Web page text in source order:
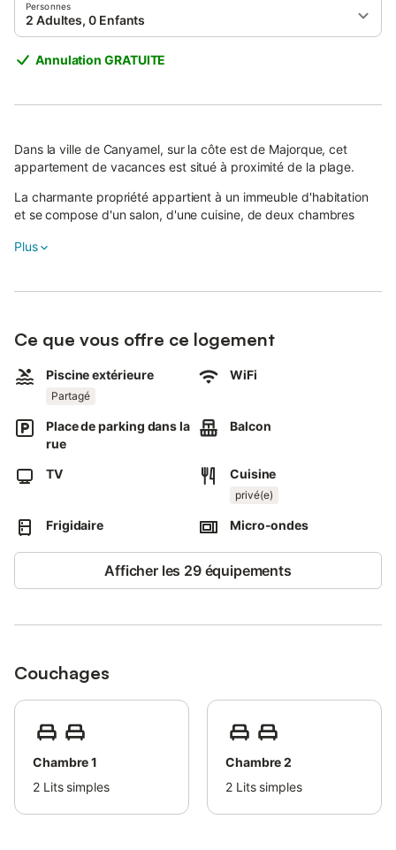
Personnes
2 Adultes, 0 Enfants
Annulation GRATUITE
Dans la ville de Canyamel, sur la côte est de Majorque, cet
appartement de vacances est situé à proximité de la plage.
La charmante propriété appartient à un immeuble d'habitation
et se compose d'un salon, d'une cuisine, de deux chambres
personnes.
De plus, l'appartement dispose d'un balcon privé où vous
L'immeuble d'habitation dispose d'une piscine et d'une terrasse
à son excellent emplacement, les bars, les restaurants et les
cafés sont accessibles à pied en moins de 5 minutes.
Le supermarché le plus proche se trouve à 3 minutes de marche
(240 m). À seulement 290 m de l'appartement, vous trouverez
soleil espagnol.
l'hébergement.
Plus
Ce que vous offre ce logement
Piscine extérieure
Partagé
WiFi
Place de parking dans la
rue
Balcon
TV Cuisine
privé(e)
Frigidaire Micro-ondes
Afficher les 29 équipements
Couchages
Chambre 1
2 Lits simples
Chambre 2
2 Lits simples